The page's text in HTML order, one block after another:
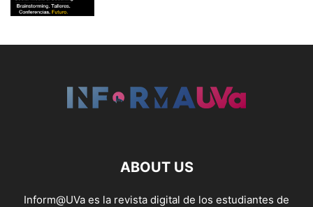
ABOUT US
Inform@UVa es la revista digital de los estudiantes de